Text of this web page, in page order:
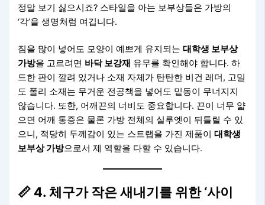
정말 보기 싫으시죠? 스타일을 아는 보부상들은 가방의
‘각’을 생명처럼 여깁니다.
짐을 많이 넣어도 모양이 예쁘게 유지되는대학생 보부상
가방을 고르려면 바닥 보강재 유무를 확인해야 합니다. 하
드한 판이 깔려 있거나 소재 자체가 탄탄한 비건 레더, 고밀
도 폴리 소재는 무거운 전공책을 넣어도 밑동이 무너지지
않습니다. 또한, 어깨끈의 너비도 중요합니다. 끈이 너무 얇
으면 어깨 통증은 물론 가방 전체의 실루엣이 뒤틀릴 수 있
으니, 적당히 두께감이 있는 스트랩을 가진 제품이대학생
보부상 가방으로서 제 역할을 다할 수 있습니다.
📏 4. 체구가 작은 새내기를 위한 ‘사이